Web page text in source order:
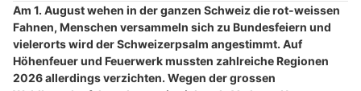
Am 1. August wehen in der ganzen Schweiz die rot-weissen
Fahnen, Menschen versammeln sich zu Bundesfeiern und
vielerorts wird der Schweizerpsalm angestimmt. Auf
Höhenfeuer und Feuerwerk mussten zahlreiche Regionen
2026 allerdings verzichten. Wegen der grossen